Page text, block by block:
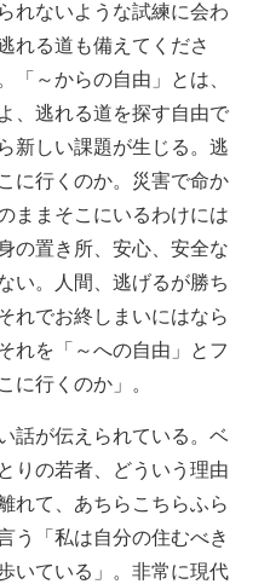
れないような試練に会わ
れる道も備えてくださ
「～からの自由」とは、
、逃れる道を探す自由で
新しい課題が生じる。逃
に行くのか。災害で命か
ままそこにいるわけには
の置き所、安心、安全な
い。人間、逃げるが勝ち
れでお終しまいにはなら
れを「～への自由」とフ
に行くのか」。
話が伝えられている。ベ
りの若者、どういう理由
れて、あちらこちらふら
う「私は自分の住むべき
いている」。非常に現代